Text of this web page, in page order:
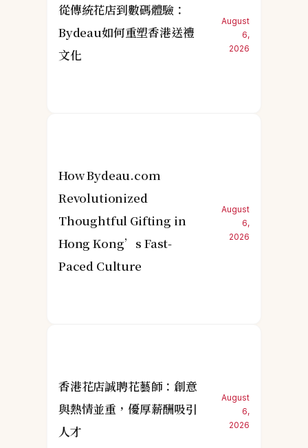
從傳統花店到數碼體驗：
Bydeau如何重塑香港送禮
文化
August
6,
2026
How Bydeau.com
Revolutionized
Thoughtful Gifting in
Hong Kong’s Fast-
Paced Culture
August
6,
2026
香港花店誠聘花藝師：創意
與熱情並重，優厚薪酬吸引
人才
August
6,
2026